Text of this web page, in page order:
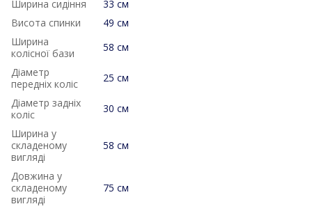
Ширина сидіння
33 см
Висота спинки
49 см
Ширина
колісної бази
58 см
Діаметр
передніх коліс
25 см
Діаметр задніх
коліс
30 см
Ширина у
складеному
вигляді
58 см
Довжина у
складеному
вигляді
75 см